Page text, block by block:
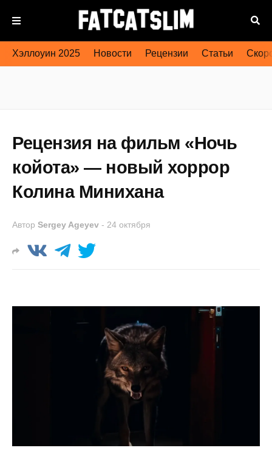
Хэллоуин 2025 Новости Рецензии Статьи
Рецензия на фильм «Ночь
койота» — новый хоррор
Колина Минихана
Автор Sergey Ageyev - 24 октября